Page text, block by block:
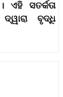
ଏହି ସତର୍କତା
ବୃଦ୍ଧି